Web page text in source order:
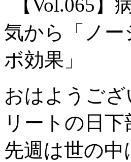
おはようご
リートの日
先週は世の